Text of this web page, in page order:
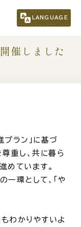
LANGUAGE
催しました
ラン」に基づ
重し、共に暮ら
めています。
環として、「や
わかりやすいよ